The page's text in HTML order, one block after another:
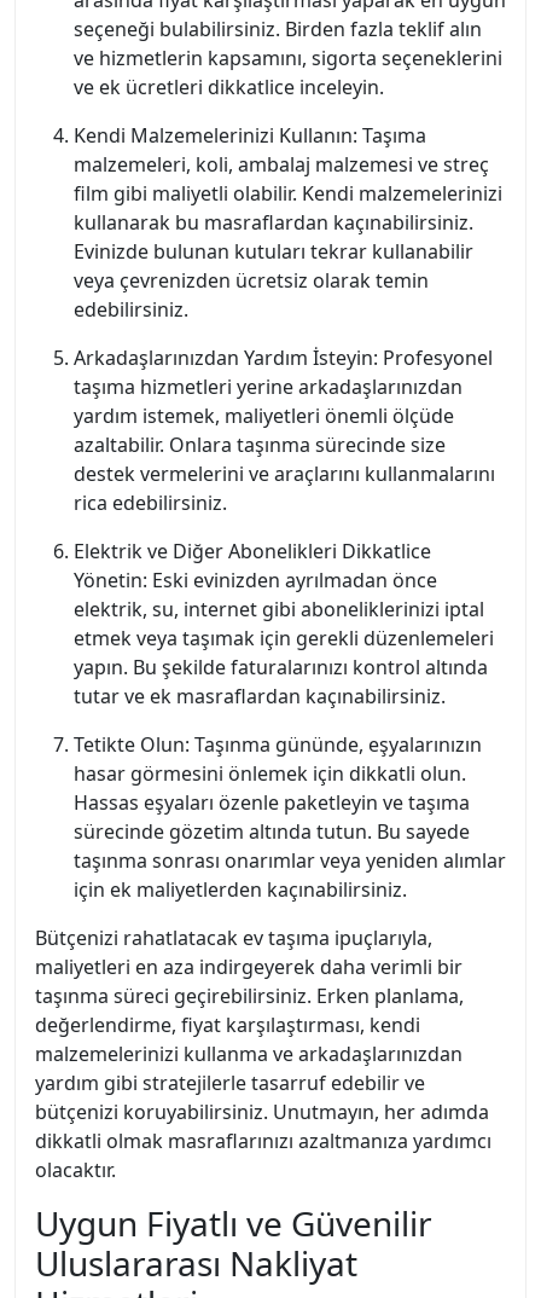
seçeneği bulabilirsiniz. Birden fazla teklif alın
ve hizmetlerin kapsamını, sigorta seçeneklerini
ve ek ücretleri dikkatlice inceleyin.
Kendi Malzemelerinizi Kullanın: Taşıma
malzemeleri, koli, ambalaj malzemesi ve streç
film gibi maliyetli olabilir. Kendi malzemelerinizi
kullanarak bu masraflardan kaçınabilirsiniz.
Evinizde bulunan kutuları tekrar kullanabilir
veya çevrenizden ücretsiz olarak temin
edebilirsiniz.
Arkadaşlarınızdan Yardım İsteyin: Profesyonel
taşıma hizmetleri yerine arkadaşlarınızdan
yardım istemek, maliyetleri önemli ölçüde
azaltabilir. Onlara taşınma sürecinde size
destek vermelerini ve araçlarını kullanmalarını
rica edebilirsiniz.
Elektrik ve Diğer Abonelikleri Dikkatlice
Yönetin: Eski evinizden ayrılmadan önce
elektrik, su, internet gibi aboneliklerinizi iptal
etmek veya taşımak için gerekli düzenlemeleri
yapın. Bu şekilde faturalarınızı kontrol altında
tutar ve ek masraflardan kaçınabilirsiniz.
Tetikte Olun: Taşınma gününde, eşyalarınızın
hasar görmesini önlemek için dikkatli olun.
Hassas eşyaları özenle paketleyin ve taşıma
sürecinde gözetim altında tutun. Bu sayede
taşınma sonrası onarımlar veya yeniden alımlar
için ek maliyetlerden kaçınabilirsiniz.
Bütçenizi rahatlatacak ev taşıma ipuçlarıyla,
maliyetleri en aza indirgeyerek daha verimli bir
taşınma süreci geçirebilirsiniz. Erken planlama,
değerlendirme, fiyat karşılaştırması, kendi
malzemelerinizi kullanma ve arkadaşlarınızdan
yardım gibi stratejilerle tasarruf edebilir ve
bütçenizi koruyabilirsiniz. Unutmayın, her adımda
dikkatli olmak masraflarınızı azaltmanıza yardımcı
olacaktır.
Uygun Fiyatlı ve Güvenilir
Uluslararası Nakliyat